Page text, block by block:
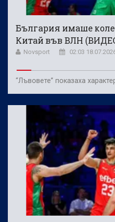
България имаше
Китай във ВЛН
Novsport 02:03
“Лъвовете” показаха